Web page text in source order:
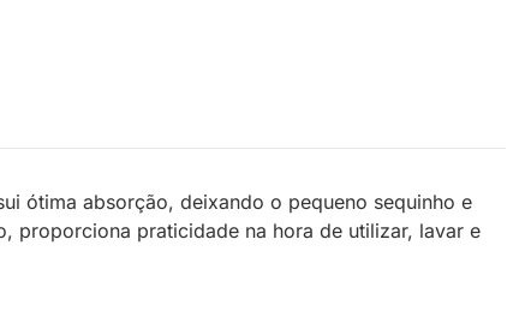
ótima absorção, deixando o pequeno sequinho e
proporciona praticidade na hora de utilizar, lavar e